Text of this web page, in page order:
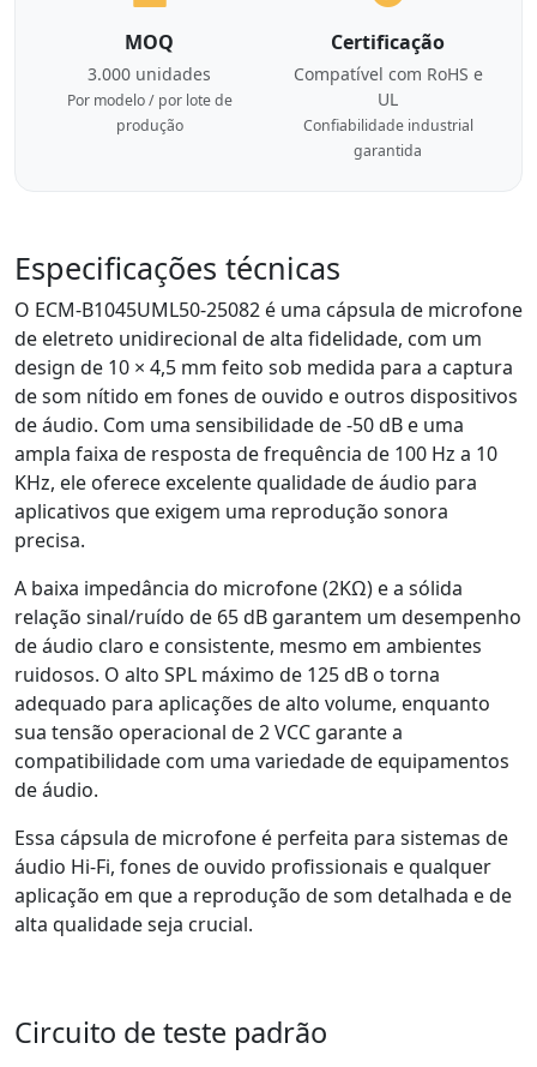
MOQ
3.000 unidades
Por modelo / por lote de
produção
Certificação
Compatível com RoHS e
UL
Confiabilidade industrial
garantida
Especificações técnicas
O ECM-B1045UML50-25082 é uma cápsula de microfone
de eletreto unidirecional de alta fidelidade, com um
design de 10 × 4,5 mm feito sob medida para a captura
de som nítido em fones de ouvido e outros dispositivos
de áudio. Com uma sensibilidade de -50 dB e uma
ampla faixa de resposta de frequência de 100 Hz a 10
KHz, ele oferece excelente qualidade de áudio para
aplicativos que exigem uma reprodução sonora
precisa.
A baixa impedância do microfone (2KΩ) e a sólida
relação sinal/ruído de 65 dB garantem um desempenho
de áudio claro e consistente, mesmo em ambientes
ruidosos. O alto SPL máximo de 125 dB o torna
adequado para aplicações de alto volume, enquanto
sua tensão operacional de 2 VCC garante a
compatibilidade com uma variedade de equipamentos
de áudio.
Essa cápsula de microfone é perfeita para sistemas de
áudio Hi-Fi, fones de ouvido profissionais e qualquer
aplicação em que a reprodução de som detalhada e de
alta qualidade seja crucial.
Circuito de teste padrão